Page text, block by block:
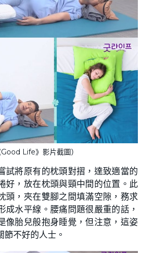
Good Life》影片截圖）
試將原有的枕頭對摺，達致適當的
好，放在枕頭與頸中間的位置。此
頭，夾在雙腳之間填滿空隙，務求
成水平線。腰痛問題很嚴重的話，
像胎兒般抱身睡覺，但注意，這姿
不好的人士。